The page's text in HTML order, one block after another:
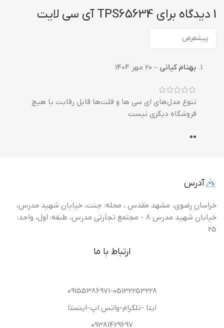
1 دیدگاه برای TPS65634 آی سی لایت
بهنام کیانی – 20 مهر 1404
تنوع مدل‌های ای سی ها و فلت‌ها قابل رقابت با هیچ
فروشگاه دیگری نیست
0
0
آدرس
خراسان رضوی، مشهد مقدس ، محله: جنت، خیابان شهید مدرس،
خیابان شهید مدرس 8 - مجتمع تجارتی مدرس، طبقه: اول، واحد:
25
ارتباط با ما
09155386971-05132253228
ایتا -تلگرام-واتس اپ-اینستا
09381429697